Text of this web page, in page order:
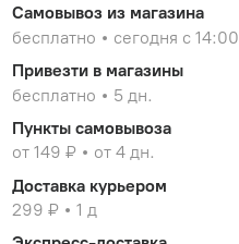
Самовывоз из магазина
бесплатно
сегодня с 14:00
Привезти в магазины
бесплатно
5 дн.
Пункты самовывоза
от 149 ₽
от 4 дн.
Доставка курьером
299 ₽
1 д